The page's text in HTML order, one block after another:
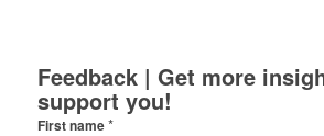
Feedback | Get more
support you!
First name*